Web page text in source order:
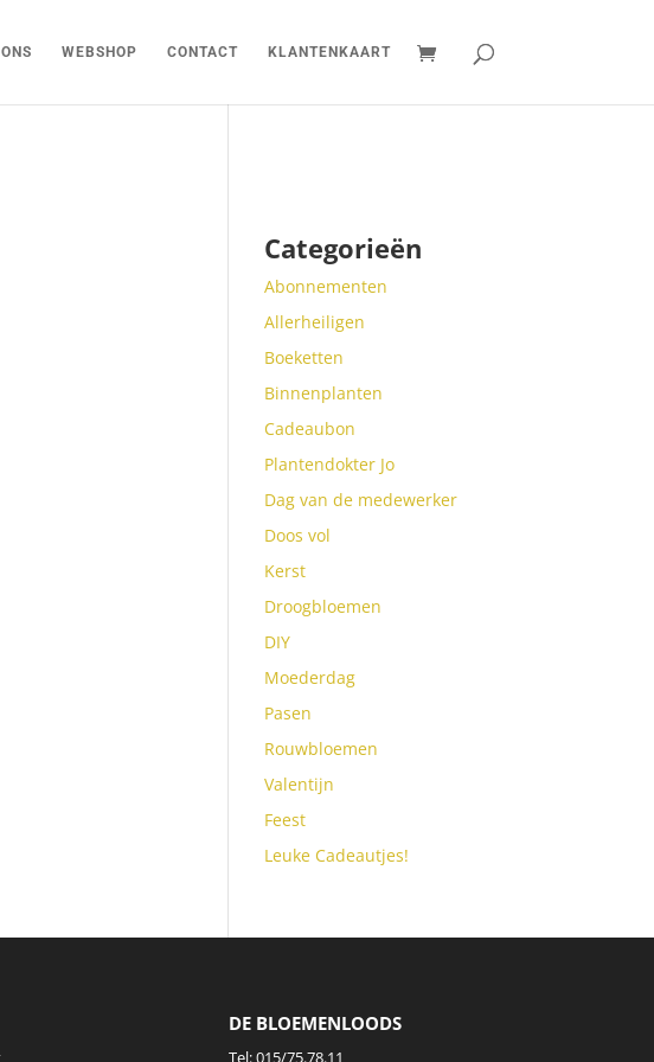
WEBSHOP CONTACT KLANTENKAART
Categorieën
Abonnementen
Allerheiligen
Boeketten
Binnenplanten
Cadeaubon
Plantendokter Jo
Dag van de medewerker
Doos vol
Kerst
Droogbloemen
DIY
Moederdag
Pasen
Rouwbloemen
Valentijn
Feest
Leuke Cadeautjes!
DE BLOEMENLOODS
Tel:015/75.78.11